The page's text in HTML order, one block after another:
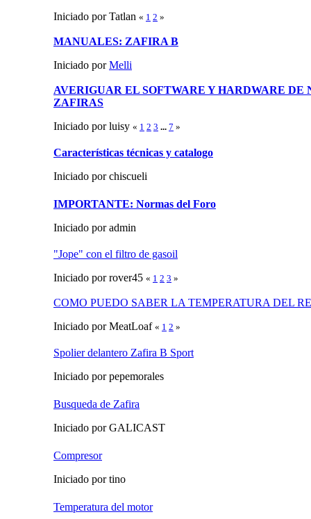
Iniciado por Tatlan « 1 2 »
MANUALES: ZAFIRA B
Iniciado porMelli
AVERIGUAR EL SOFTWARE Y HARDWARE DE
ZAFIRAS
Iniciado por luisy « 1 2 3 ... 7 »
Características técnicas y catalogo
Iniciado por chiscueli
IMPORTANTE: Normas del Foro
Iniciado por admin
"Jope" con el filtro de gasoil
Iniciado por rover45 « 1 2 3 »
COMO PUEDO SABER LA TEMPERATURA DEL
Iniciado por MeatLoaf « 1 2 »
Spolier delantero Zafira B Sport
Iniciado por pepemorales
Busqueda de Zafira
Iniciado por GALICAST
Compresor
Iniciado por tino
Temperatura del motor